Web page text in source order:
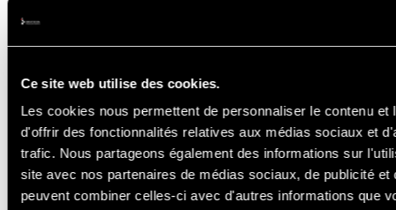
Ce site web utilise des cookies.
Les cookies nous permettent de personnaliser le contenu et
d'offrir des fonctionnalités relatives aux médias sociaux et
trafic. Nous partageons également des informations sur
site avec nos partenaires de médias sociaux, de publicité et
peuvent combiner celles-ci avec d'autres informations que